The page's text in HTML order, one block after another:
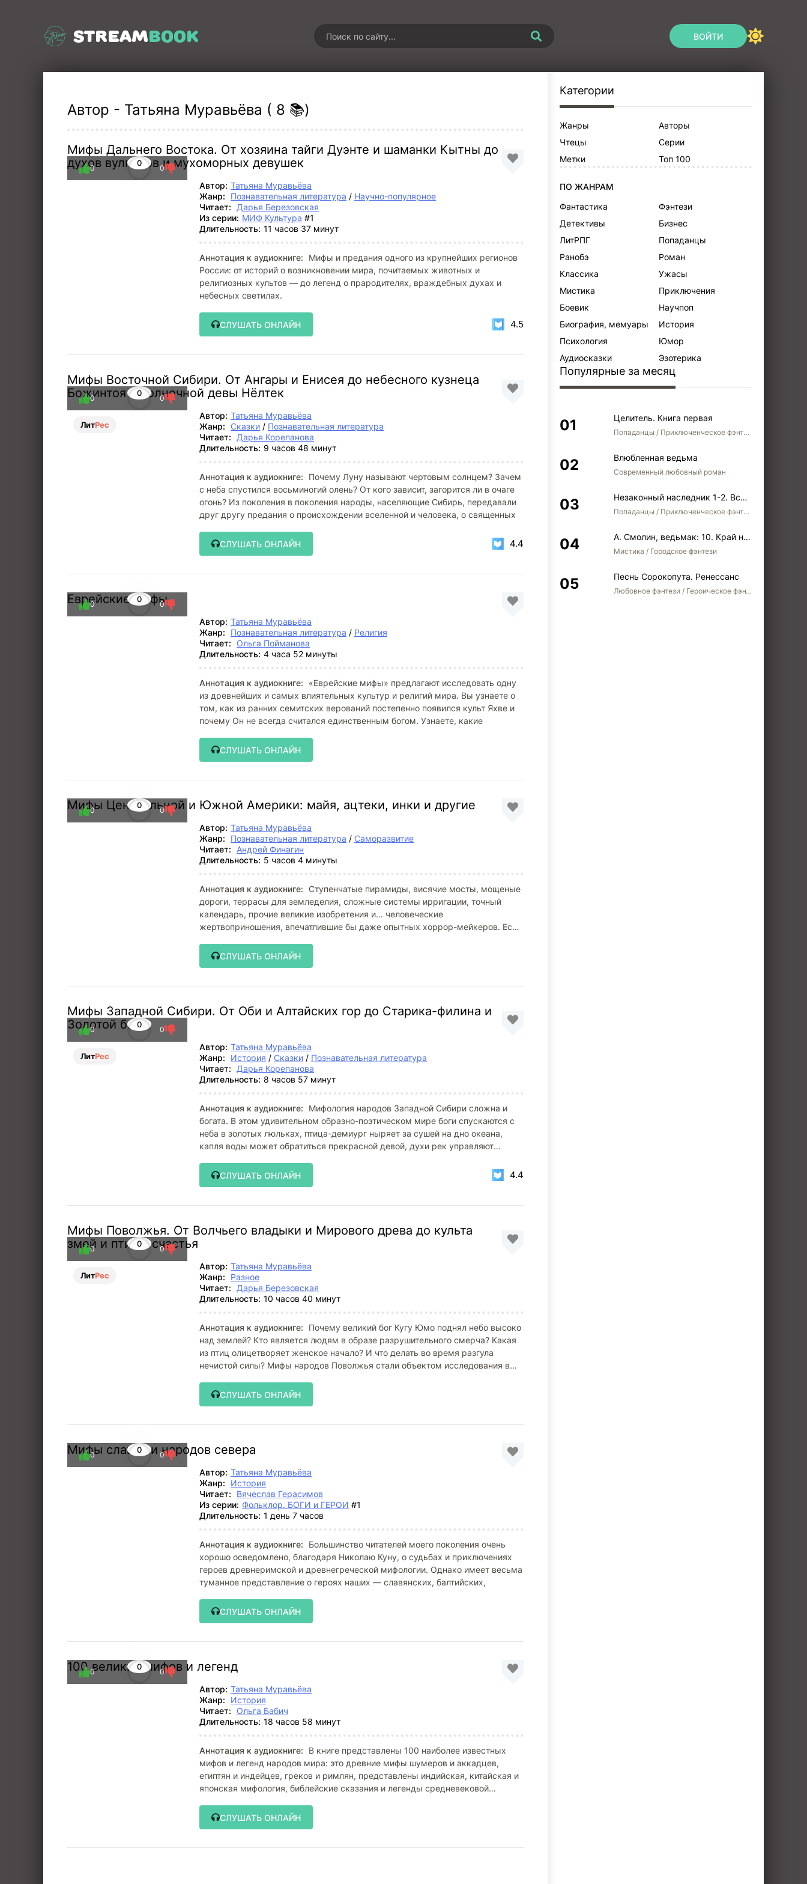
STREAMBOOK ВОЙТИ
Автор - Татьяна Муравьёва ( 8 📚)
Мифы Дальнего Востока. От хозяина тайги Дуэнте и шаманки Кытны до
духов вулканов и мухоморных девушек
0
0 0
Автор: Татьяна Муравьёва
Жанр:
Познавательная литература / Научно-популярное
Читает:
Дарья Березовская
Из серии: МИФ Культура #1
Длительность: 11 часов 37 минут
Аннотация к аудиокниге:
Мифы и предания одного из крупнейших регионов
России: от историй о возникновении мира, почитаемых животных и
религиозных культов — до легенд о прародителях, враждебных духах и
небесных светилах.
СЛУШАТЬ ОНЛАЙН 4.5
Мифы Восточной Сибири. От Ангары и Енисея до небесного кузнеца
Божинтоя и солнечной девы Нёлтек
ЛитРес
0
0 0
Автор: Татьяна Муравьёва
Жанр: Сказки / Познавательная литература
Читает:
Дарья Корепанова
Длительность: 9 часов 48 минут
Аннотация к аудиокниге:
Почему Луну называют чертовым солнцем? Зачем
с неба спустился восьминогий олень? От кого зависит, загорится ли в очаге
огонь? Из поколения в поколения народы, населяющие Сибирь, передавали
друг другу предания о происхождении вселенной и человека, о священных
СЛУШАТЬ ОНЛАЙН 4.4
Еврейские мифы
0
0 0
Автор: Татьяна Муравьёва
Жанр:
Познавательная литература / Религия
Читает: Ольга Пойманова
Длительность: 4 часа 52 минуты
Аннотация к аудиокниге:
«Еврейские мифы» предлагают исследовать одну
из древнейших и самых влиятельных культур и религий мира. Вы узнаете о
том, как из ранних семитских верований постепенно появился культ Яхве и
почему Он не всегда считался единственным богом. Узнаете, какие
СЛУШАТЬ ОНЛАЙН
Мифы Центральной и Южной Америки: майя, ацтеки, инки и другие
0
0 0
Автор: Татьяна Муравьёва
Жанр:
Познавательная литература / Саморазвитие
Читает:
Андрей Финагин
Длительность: 5 часов 4 минуты
Аннотация к аудиокниге: Ступенчатые пирамиды, висячие мосты, мощеные
дороги, террасы для земледелия, сложные системы ирригации, точный
календарь, прочие великие изобретения и… человеческие
жертвоприношения, впечатлившие бы даже опытных хоррор-мейкеров. Если
СЛУШАТЬ ОНЛАЙН
Мифы Западной Сибири. От Оби и Алтайских гор до Старика-филина и
Золотой бабы
ЛитРес
0
0 0
Автор: Татьяна Муравьёва
Жанр:
История / Сказки / Познавательная литература
Читает:
Дарья Корепанова
Длительность: 8 часов 57 минут
Аннотация к аудиокниге:
Мифология народов Западной Сибири сложна и
богата. В этом удивительном образно-поэтическом мире боги спускаются с
неба в золотых люльках, птица-демиург ныряет за сушей на дно океана,
капля воды может обратиться прекрасной девой, духи рек управляют
СЛУШАТЬ ОНЛАЙН
4.4
Мифы Поволжья. От Волчьего владыки и Мирового древа до культа
змей и птицы счастья
ЛитРес
0
0 0
Автор: Татьяна Муравьёва
Жанр:
Разное
Читает:
Дарья Березовская
Длительность: 10 часов 40 минут
Аннотация к аудиокниге:
Почему великий бог Кугу Юмо поднял небо высоко
над землей? Кто является людям в образе разрушительного смерча? Какая
из птиц олицетворяет женское начало? И что делать во время разгула
нечистой силы? Мифы народов Поволжья стали объектом исследования в
СЛУШАТЬ ОНЛАЙН
Мифы славян и народов севера
0
0 0
Автор: Татьяна Муравьёва
Жанр:
История
Читает:
Вячеслав Герасимов
Из серии: Фольклор. БОГИ и ГЕРОИ #1
Длительность: 1 день 7 часов
Аннотация к аудиокниге:
Большинство читателей моего поколения очень
хорошо осведомлено, благодаря Николаю Куну, о судьбах и приключениях
героев древнеримской и древнегреческой мифологии. Однако имеет весьма
туманное представление о героях наших — славянских, балтийских,
СЛУШАТЬ ОНЛАЙН
100 великих мифов и легенд
0
0 0
Автор: Татьяна Муравьёва
Жанр:
История
Читает: Ольга Бабич
Длительность: 18 часов 58 минут
Аннотация к аудиокниге:
В книге представлены 100 наиболее известных
мифов и легенд народов мира: это древние мифы шумеров и аккадцев,
египтян и индейцев, греков и римлян, представлены индийская, китайская и
японская мифология, библейские сказания и легенды средневековой
СЛУШАТЬ ОНЛАЙН
Категории
Жанры
Авторы
Чтецы
Серии
Метки
Топ 100
ПО ЖАНРАМ
Фантастика
Фэнтези
Детективы
Бизнес
ЛитРПГ
Попаданцы
Ранобэ
Роман
Классика
Ужасы
Мистика
Приключения
Боевик
Научпоп
Биография, мемуары
История
Психология
Юмор
Аудиосказки
Эзотерика
Популярные за месяц
Целитель. Книга первая
Попаданцы / Приключенческое фэнтези / Боевое фэнтези
Влюбленная ведьма
Современный любовный роман
Незаконный наследник 1-2. Вспомнить, кем был. Стать собой. Остаться собой
Попаданцы / Приключенческое фэнтези / Боевое фэнтези / Юмористическое фэнтези
А. Смолин, ведьмак: 10. Край неба
Мистика / Городское фэнтези
Песнь Сорокопута. Ренессанс
Любовное фэнтези / Героическое фэнтези